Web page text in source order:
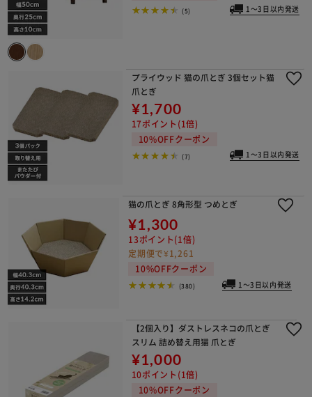
(5) 1～3日以内発送
プライウッド 猫の爪とぎ 3個セット猫
爪とぎ
¥1,700
17ポイント(1倍)
10%OFFクーポン
(7) 1～3日以内発送
猫の爪とぎ 8角形型 つめとぎ
¥1,300
13ポイント(1倍)
定期便で¥1,261
10%OFFクーポン
(380) 1～3日以内発送
【2個入り】ダストレスネコの爪とぎ
スリム 詰め替え用猫 爪とぎ
¥1,000
10ポイント(1倍)
10%OFFクーポン